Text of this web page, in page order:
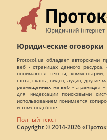
Юридические оговорки
Protocol.ua обладает авторскими
веб - страницах данного
понимаются тексты, комментарии,
шота, сканы, видео, аудио, другие
размещенных на веб - страницах
для индексации поисковыми
использованием понимается
и тому подобное.
Полный текст
Copyright © 2014-2026